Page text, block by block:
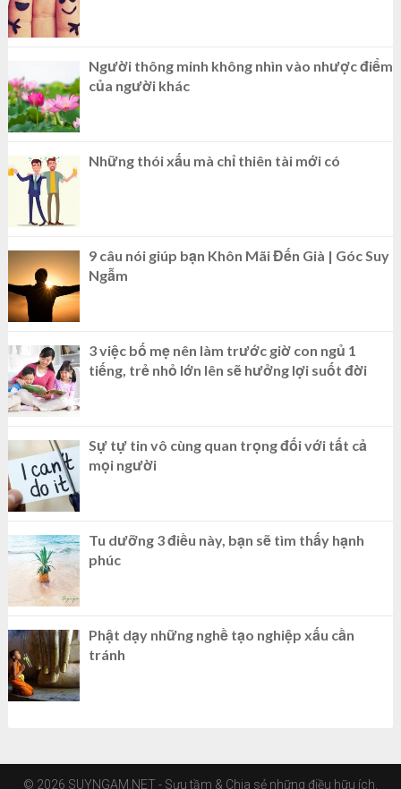
Người thông minh không nhìn vào nhược điểm
của người khác
Những thói xấu mà chỉ thiên tài mới có
9 câu nói giúp bạn Khôn Mãi Đến Già | Góc Suy
Ngẫm
3 việc bố mẹ nên làm trước giờ con ngủ 1
tiếng, trẻ nhỏ lớn lên sẽ hưởng lợi suốt đời
Sự tự tin vô cùng quan trọng đối với tất cả
mọi người
Tu dưỡng 3 điều này, bạn sẽ tìm thấy hạnh
phúc
Phật dạy những nghề tạo nghiệp xấu cần
tránh
© 2026 SUYNGAM.NET - Sưu tầm & Chia sẻ những điều hữu ích.